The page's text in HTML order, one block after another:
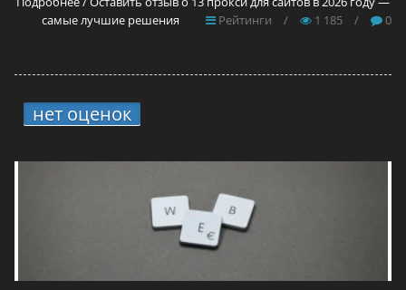
самые лучшие решения
Рейтинги / 1 185 / 0
нет оценок